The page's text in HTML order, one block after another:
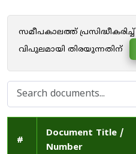
സമീപകാലത്ത് പ്രസിദ്ധീകരിച്ച്
വിപുലമായി തിരയുന്നതിന്
#
Document Title /
Number